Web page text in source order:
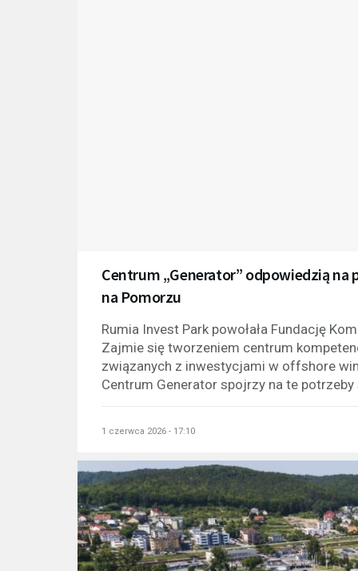
Centrum „Generator” odpowiedzią
na Pomorzu
Rumia Invest Park powołała Fundację
Zajmie się tworzeniem centrum
związanych z inwestycjami w offshore
Centrum Generator spojrzy na te potrzeby
1 czerwca 2026 - 17:10